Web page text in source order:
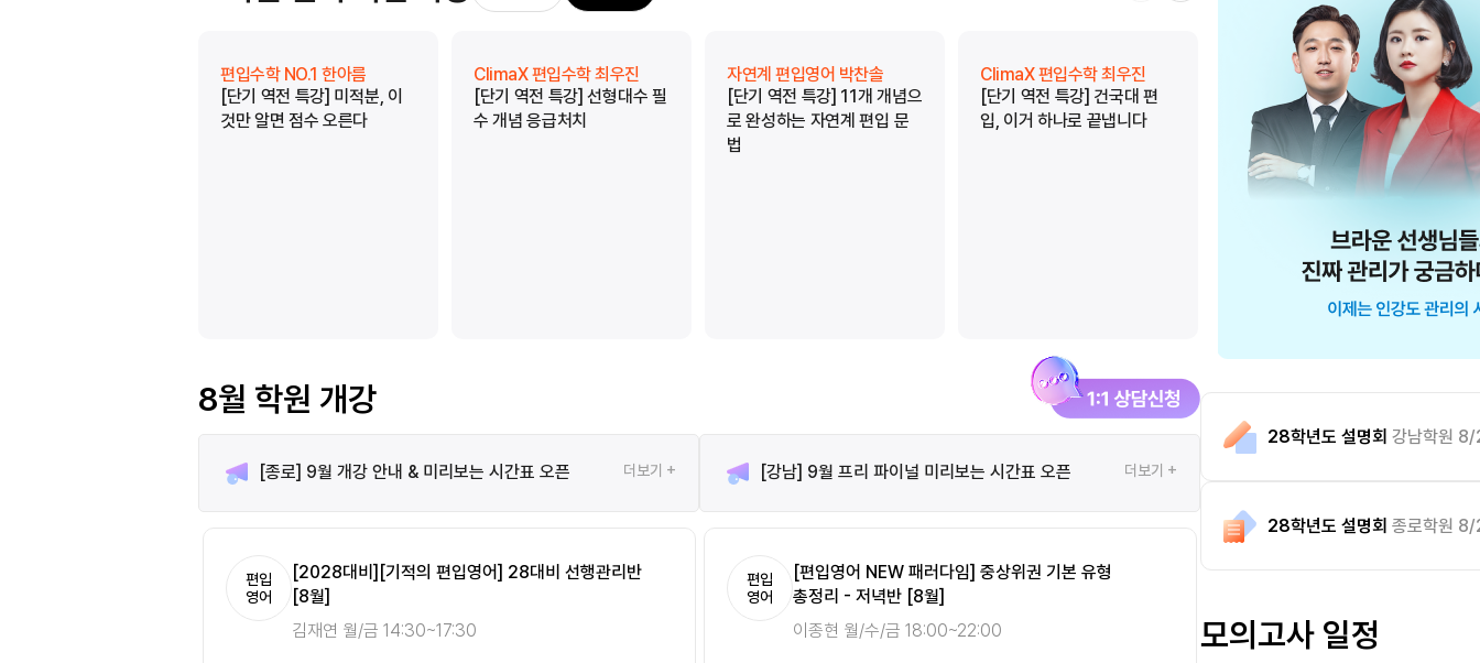
편입수학 NO.1 한아름
[단기 역전 특강] 미적분, 이
것만 알면 점수 오른다
ClimaX 편입수학 최우진
[단기 역전 특강] 선형대수 필
수 개념 응급처치
자연계 편입영어 박찬솔
[단기 역전 특강] 11개 개념으
로 완성하는 자연계 편입 문
법
ClimaX 편입수학 최우진
[단기 역전 특강] 건국대 편
입, 이거 하나로 끝냅니다
ClimaX 편입수학 최우진
[단기 역전 특강] 중앙대 편
입, 이거 하나로 끝냅니다
8월 학원 개강
[종로] 9월 개강 안내 & 미리보는 시간표 오픈 더보기 + [강남] 9월 프리 파이널 미리보는 시간표 오픈 더보기 +
편입
영어
[2028대비][기적의 편입영어] 28대비 선행관리반
[8월]
김재연 월/금 14:30~17:30
편입
영어
[편입영어 NEW 패러다임][STEP.1] 개념완성 주말
시작반 [8월]
이종현 토 15:00~19:00 일 10:00~14:00
최우진 화/목
편입
수학
[노베이스는 안나케어] 다변수미적분 Vol.2 [8월]
강안나 월/수/금 10:00~14:00
편입
영어
[편입영어 NEW 패러다임] 중상위권 기본 유형
총정리 - 저녁반 [8월]
이종현 월/수/금 18:00~22:00
송지현 화/목
10:00~14:00
28학년도 설명회 강남학원
28학년도 설명회 종로학원
모의고사 일정